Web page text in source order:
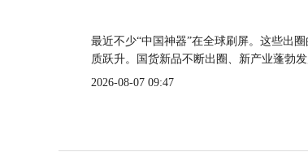
最近不少“中国神器”在全球刷屏。这些出
质跃升。国货新品不断出圈、新产业蓬勃
2026-08-07 09:47